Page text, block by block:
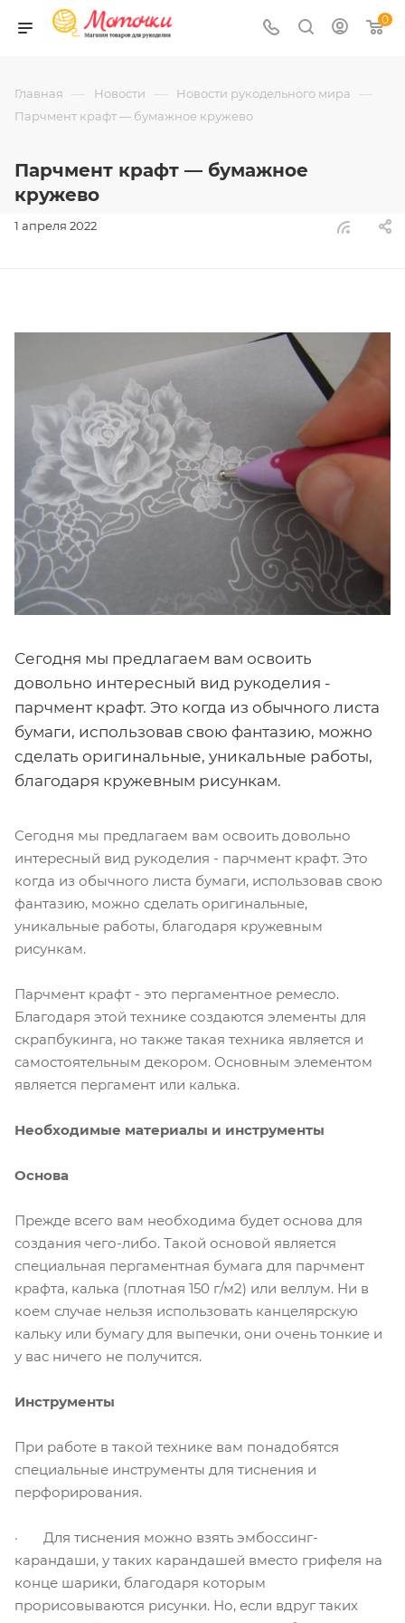
0
Главная — Новости — Новости рукодельного мира —
Парчмент крафт — бумажное кружево
Парчмент крафт — бумажное
кружево
1 апреля 2022
Сегодня мы предлагаем вам освоить
довольно интересный вид рукоделия -
парчмент крафт. Это когда из обычного листа
бумаги, использовав свою фантазию, можно
сделать оригинальные, уникальные работы,
благодаря кружевным рисункам.
Сегодня мы предлагаем вам освоить довольно
интересный вид рукоделия - парчмент крафт. Это
когда из обычного листа бумаги, использовав свою
фантазию, можно сделать оригинальные,
уникальные работы, благодаря кружевным
рисункам.
Парчмент крафт - это пергаментное ремесло.
Благодаря этой технике создаются элементы для
скрапбукинга, но также такая техника является и
самостоятельным декором. Основным элементом
является пергамент или калька.
Необходимые материалы и инструменты
Основа
Прежде всего вам необходима будет основа для
создания чего-либо. Такой основой является
специальная пергаментная бумага для парчмент
крафта, калька (плотная 150 г/м2) или веллум. Ни в
коем случае нельзя использовать канцелярскую
кальку или бумагу для выпечки, они очень тонкие и
у вас ничего не получится.
Инструменты
При работе в такой технике вам понадобятся
специальные инструменты для тиснения и
перфорирования.
· Для тиснения можно взять эмбоссинг-
карандаши, у таких карандашей вместо грифеля на
конце шарики, благодаря которым
прорисовываются рисунки. Но, если вдруг таких